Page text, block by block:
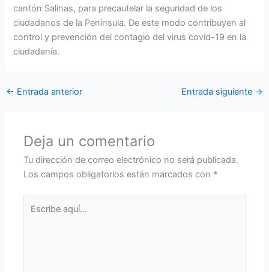
cantón Salinas, para precautelar la seguridad de los
ciudadanos de la Península. De este modo contribuyen al
control y prevención del contagio del virus covid-19 en la
ciudadanía.
← Entrada anterior Entrada siguiente →
Deja un comentario
Tu dirección de correo electrónico no será publicada.
Los campos obligatorios están marcados con *
aquí...